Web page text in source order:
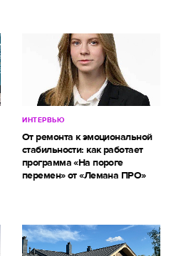
ИНТЕРВЬЮ
От ремонта к эмоциональной
стабильности: как работает
программа «На пороге
перемен» от «Лемана ПРО»